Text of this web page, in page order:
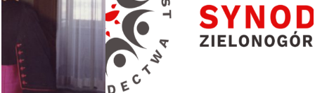
I Synod Diecezji Zielonogórsko-Gorzowskiej